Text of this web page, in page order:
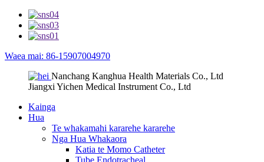
Waea mai: 86-15907004970
Nanchang Kanghua Health Materials Co., Ltd
Jiangxi Yichen Medical Instrument Co., Ltd
Kainga
Hua
Te whakamahi kararehe kararehe
Nga Hua Whakaora
Katia te Momo Catheter
Tube Endotracheal